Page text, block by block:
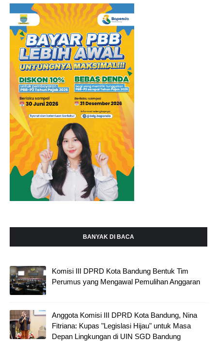
BANYAK DI BACA
Komisi III DPRD Kota Bandung Bentuk Tim
Perumus yang Mengawal Pemulihan Anggaran
Anggota Komisi III DPRD Kota Bandung, Nina
Fitriana: Kupas "Legislasi Hijau" untuk Masa
Depan Lingkungan di UIN SGD Bandung